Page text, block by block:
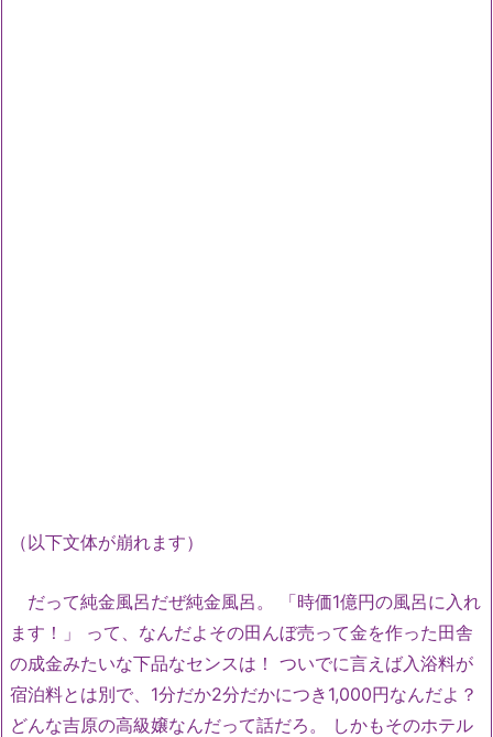
（以下文体が崩れます）
だって純金風呂だぜ純金風呂。 「時価1億円の風呂に入れ
ます！」 って、なんだよその田んぼ売って金を作った田舎
の成金みたいな下品なセンスは！ ついでに言えば入浴料が
宿泊料とは別で、1分だか2分だかにつき1,000円なんだよ？
どんな吉原の高級嬢なんだって話だろ。 しかもそのホテル